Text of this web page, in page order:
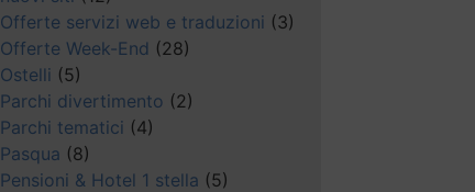
Offerte servizi web e traduzioni (3)
Offerte Week-End (28)
Ostelli (5)
Parchi divertimento (2)
Parchi tematici (4)
Pasqua (8)
Pensioni & Hotel 1 stella (5)